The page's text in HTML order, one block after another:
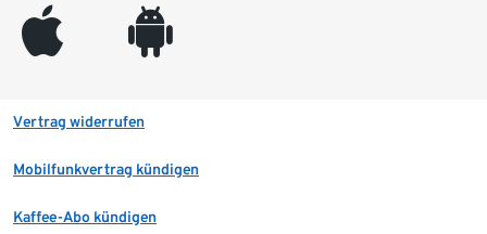
appleinc android
Vertrag widerrufen
Mobilfunkvertrag kündigen
Kaffee-Abo kündigen